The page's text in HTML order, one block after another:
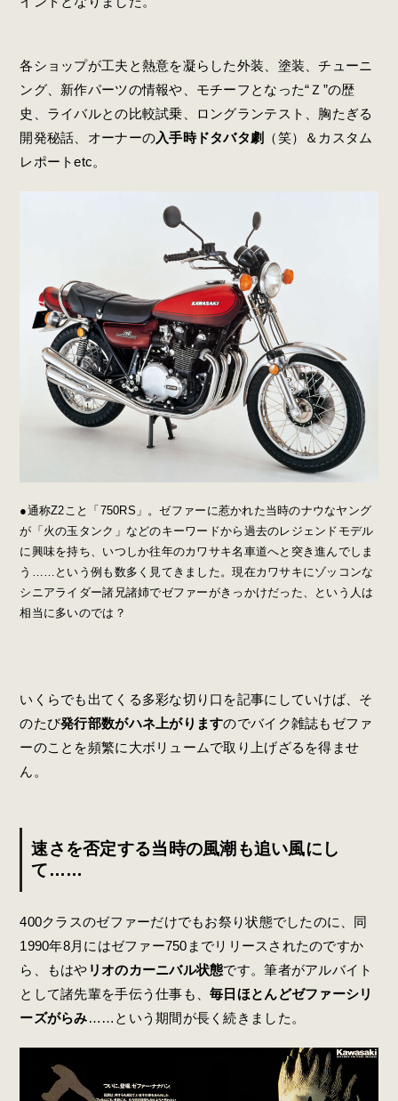
各ショップが工夫と熱意を凝らした外装、塗装、チューニ
ング、新作パーツの情報や、モチーフとなった“Ｚ”の歴
史、ライバルとの比較試乗、ロングランテスト、胸たぎる
開発秘話、オーナーの入手時ドタバタ劇
（笑）＆カスタム
レポートetc。
●通称Z2こと「750RS」。ゼファーに惹かれた当時のナウなヤング
が「火の玉タンク」などのキーワードから過去のレジェンドモデル
に興味を持ち、いつしか往年のカワサキ名車道へと突き進んでしま
う……という例も数多く見てきました。現在カワサキにゾッコンな
シニアライダー諸兄諸姉でゼファーがきっかけだった、という人は
相当に多いのでは？
いくらでも出てくる多彩な切り口を記事にしていけば、そ
のたび発行部数がハネ上がりますのでバイク雑誌もゼファ
ーのことを頻繁に大ボリュームで取り上げざるを得ませ
ん。
速さを否定する当時の風潮も追い風にし
て……
400クラスのゼファーだけでもお祭り状態でしたのに、同
1990年8月にはゼファー750までリリースされたのですか
ら、もはや リオのカーニバル状態です。筆者がアルバイト
として諸先輩を手伝う仕事も、毎日ほとんどゼファーシリ
ーズがらみ……という期間が長く続きました。